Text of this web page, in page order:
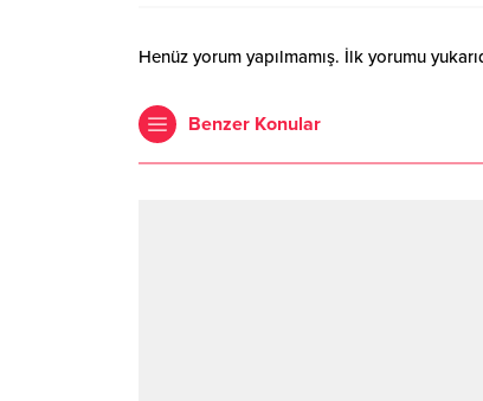
Henüz yorum yapılmamış. İlk yorumu
Benzer Konular